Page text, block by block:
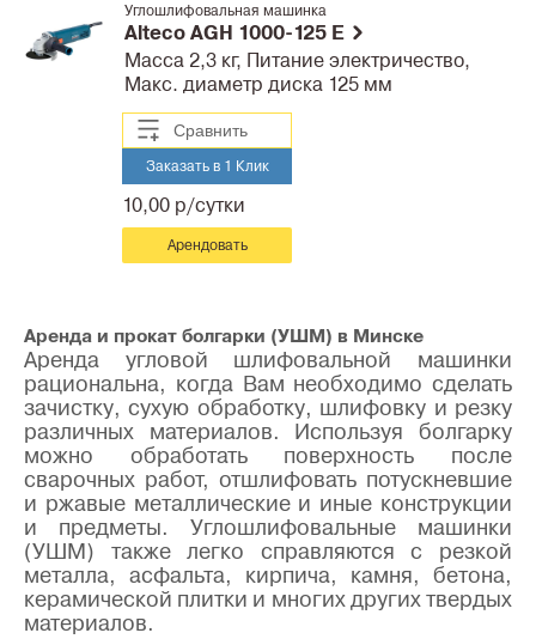
Углошлифовальная машинка
Alteco AGH 1000-125 E
Масса 2,3 кг, Питание электричество,
Макс. диаметр диска 125 мм
Арендовать
10,00 р/сутки
Заказать в 1 Клик
Сравнить
Аренда и прокат болгарки (УШМ) в Минске
Аренда угловой шлифовальной машинки
рациональна, когда Вам необходимо сделать
зачистку, сухую обработку, шлифовку и резку
различных материалов. Используя болгарку
можно обработать поверхность после
сварочных работ, отшлифовать потускневшие
и ржавые металлические и иные конструкции
и предметы. Углошлифовальные машинки
(УШМ) также легко справляются с резкой
металла, асфальта, кирпича, камня, бетона,
керамической плитки и многих других твердых
материалов.